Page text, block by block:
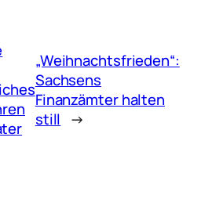
„Weihnachtsfrieden“:
Sachsens
Finanzämter halten
still →